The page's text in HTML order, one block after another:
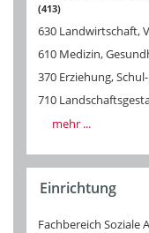
413
630 Landwirtschaft,
610 Medizin,
370 Erziehung,
710
mehr ...
Einrichtung
Fachbereich Soziale